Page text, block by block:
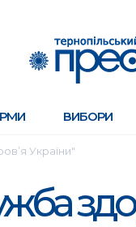
ВИБОРИ
України"